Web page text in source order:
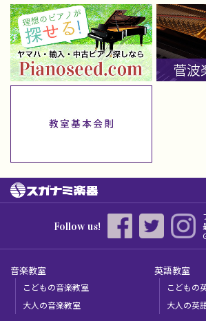
Follow us!
音楽教室
こどもの音楽教室
大人の音楽教室
英語教室
こどもの
大人の英